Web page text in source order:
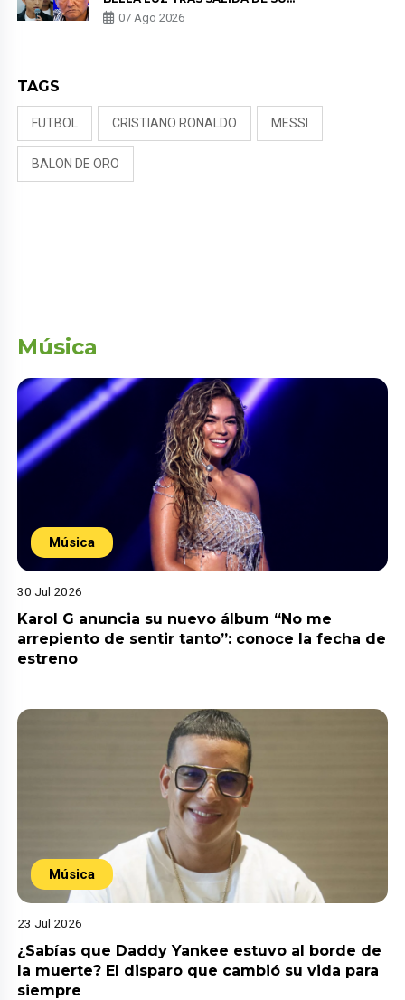
PADRE POR POLÉMICA CON
NALDY SALDAÑA
07 Ago 2026
TAGS
FUTBOL CRISTIANO RONALDO MESSI
BALON DE ORO
Música
Música
30 Jul 2026
Karol G anuncia su nuevo álbum “No me
arrepiento de sentir tanto”: conoce la fecha de
estreno
Música
23 Jul 2026
¿Sabías que Daddy Yankee estuvo al borde de
la muerte? El disparo que cambió su vida para
siempre